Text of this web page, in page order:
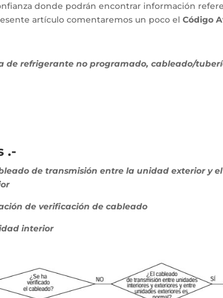
donde podrán encontrar información
artículo comentaremos un poco elCódigo
de refrigerante no programado, cableado/
.-
de transmisión entre la unidad exterior y
de verificación de cableado
interior